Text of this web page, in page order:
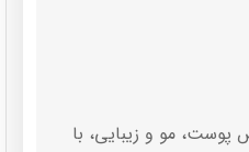
مو و زیبایی، با